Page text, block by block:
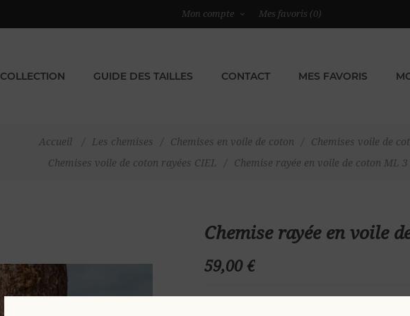
Mon compte Mes favoris (0)
COLLECTION GUIDE DES TAILLES CONTACT MES FAVORIS
Accueil / Les chemises / Chemises en voile de coton / Chemises voile de
Chemises voile de coton rayées CIEL
/ Chemise rayée en voile de coton ML
Chemise rayée en voile
59,00 €